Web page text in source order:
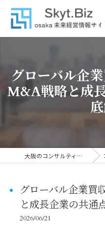
グローバル企
M&A戦略と成
大阪のコンサルティングなら株式会社スカイトブレイン
グローバル企業買
と成長企業の共通
2026/06/21